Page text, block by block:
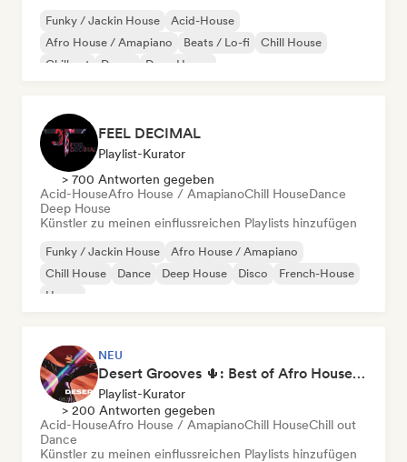
Funky / Jackin House
Acid-House
Afro House / Amapiano
Beats / Lo-fi
Chill House
Chill out
Dance Deep House
FEEL DECIMAL
Playlist-Kurator
> 700 Antworten gegeben
Acid-HouseAfro House / AmapianoChill HouseDance
Deep House
Künstler zu meinen einflussreichen Playlists hinzufügen
Funky / Jackin House
Afro House / Amapiano
Chill House
Dance Deep House Disco
French-House
House
NEU
Desert Grooves 🌵: Best of Afro House, Organic & Melodic
Playlist-Kurator
> 200 Antworten gegeben
Acid-HouseAfro House / AmapianoChill HouseChill out
Dance
Künstler zu meinen einflussreichen Playlists hinzufügen